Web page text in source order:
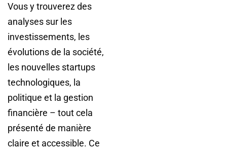
Vous y trouverez des
analyses sur les
investissements, les
évolutions de la société,
les nouvelles startups
technologiques, la
politique et la gestion
financière – tout cela
présenté de manière
claire et accessible. Ce